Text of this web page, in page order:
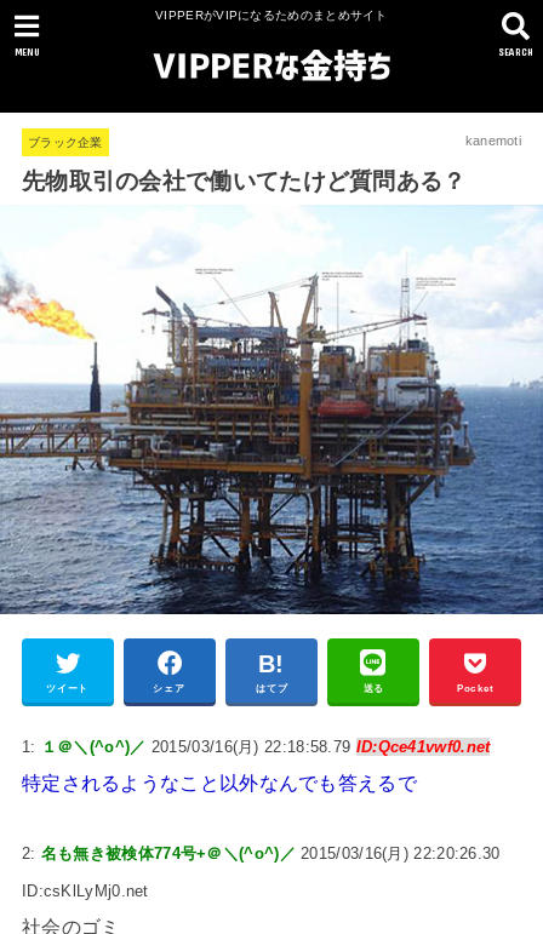
VIPPERがVIPになるためのまとめサイト
SEARCH
MENU
ブラック企業 kanemoti
先物取引の会社で働いてたけど質問ある？
ツイート シェア はてブ 送る Pocket
1: １＠＼(^o^)／ 2015/03/16(月) 22:18:58.79 ID:Qce41vwf0.net
特定されるようなこと以外なんでも答えるで
2: 名も無き被検体774号+＠＼(^o^)／ 2015/03/16(月) 22:20:26.30
ID:csKlLyMj0.net
社会のゴミ